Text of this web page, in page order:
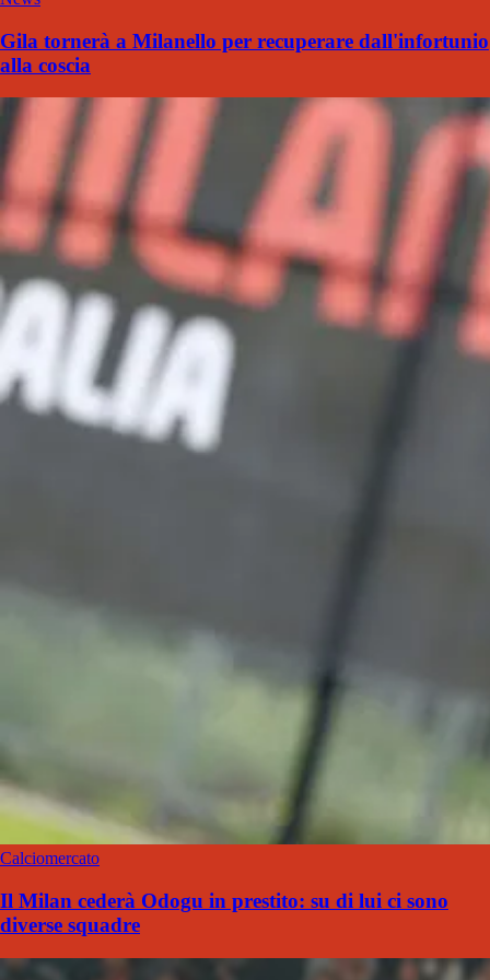
Gila tornerà a Milanello per recuperare dall'infortunio
alla coscia
Calciomercato
Il Milan cederà Odogu in prestito: su di lui ci sono
diverse squadre